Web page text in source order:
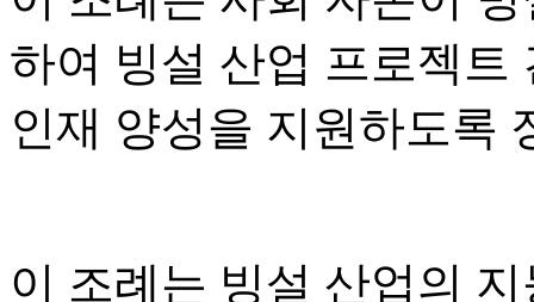
하여 빙설 산업 프로젝트
인재 양성을 지원하도록
이 조례는 빙설 산업의